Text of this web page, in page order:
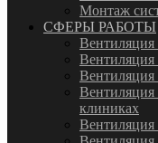
Монтаж
СФЕРЫ РАБОТЫ
Вентиляция
Вентиляция
Вентиляция
Вентиляция
клиниках
Вентиляция